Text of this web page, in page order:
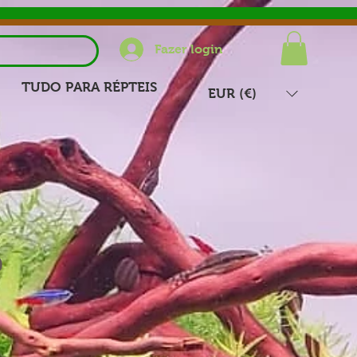
Fazer login
TUDO PARA RÉPTEIS EUR (€)